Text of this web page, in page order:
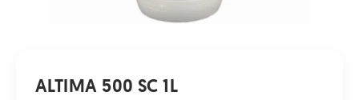
ALTIMA 500 SC 1L